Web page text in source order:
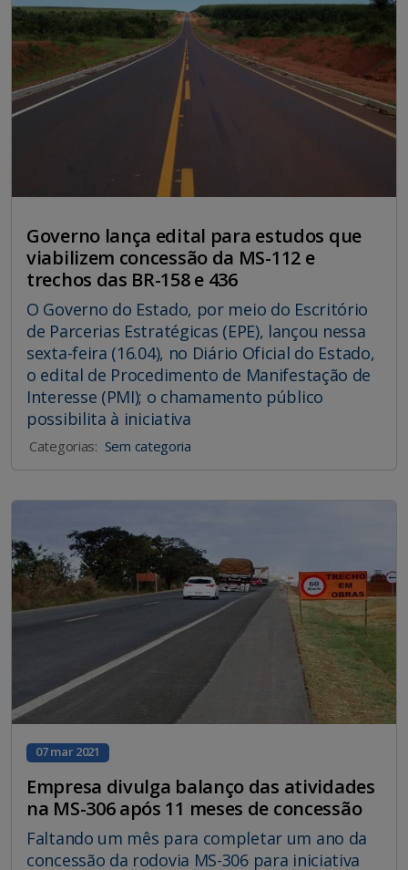
Governo lança edital para estudos que
viabilizem concessão da MS-112 e
trechos das BR-158 e 436
O Governo do Estado, por meio do Escritório
de Parcerias Estratégicas (EPE), lançou nessa
sexta-feira (16.04), no Diário Oficial do Estado,
o edital de Procedimento de Manifestação de
Interesse (PMI); o chamamento público
possibilita à iniciativa
Categorias: Sem categoria
07 mar 2021
Empresa divulga balanço das atividades
na MS-306 após 11 meses de concessão
Faltando um mês para completar um ano da
concessão da rodovia MS-306 para iniciativa